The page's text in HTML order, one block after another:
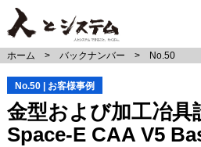
ホーム バックナンバー No.50
No.50 | お客様事例
金型および加工冶具
Space-E CAA V5